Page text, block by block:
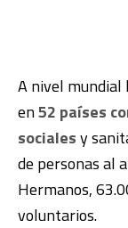
A nivel mundial
en52 países
socialesy
de personas al
Hermanos,
voluntarios.